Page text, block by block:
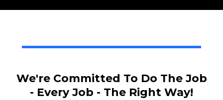
We're Committed To Do The Job
- Every Job - The Right Way!